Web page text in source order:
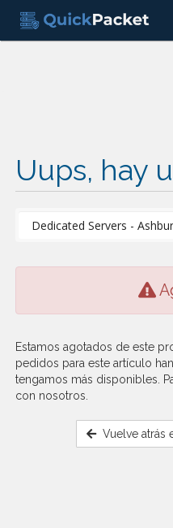
Uups, hay
Estamos agotados de este
pedidos para este artículo
tengamos más disponibles.
con nosotros.
Vuelve atrás